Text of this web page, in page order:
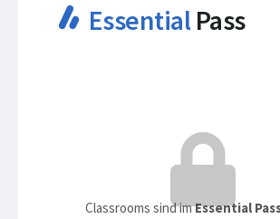
EssentialPass
Classrooms sind imEssential